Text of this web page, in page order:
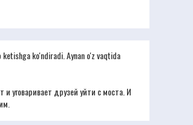
ko'ndiradi. Aynan o'z vaqtida
уговаривает друзей уйти с моста. И